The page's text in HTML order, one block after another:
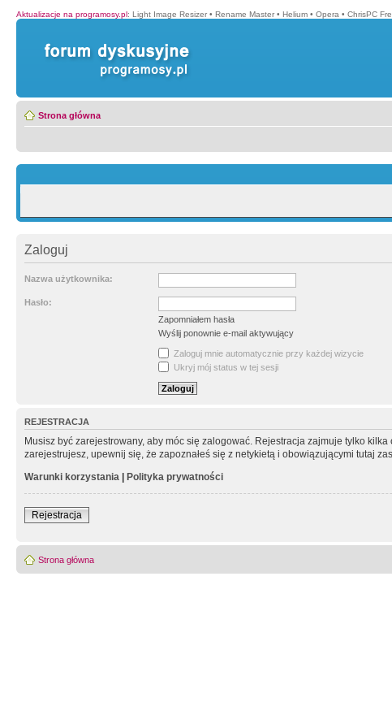
Aktualizacje na programosy.pl: Light Image Resizer • Rename Master • Helium • Opera • ChrisPC
Strona główna
Zaloguj
Nazwa użytkownika:
Hasło:
Zapomniałem hasła
Wyślij ponownie e-mail aktywujący
Zaloguj mnie automatycznie przy każdej wizycie
Ukryj mój status w tej sesji
REJESTRACJA
Musisz być zarejestrowany, aby móc się zalogować. Rejestracja zajmuje tylko
zarejestrujesz, upewnij się, że zapoznałeś się z netykietą i obowiązującymi tutaj
Warunki korzystania | Polityka prywatności
Rejestracja
Strona główna